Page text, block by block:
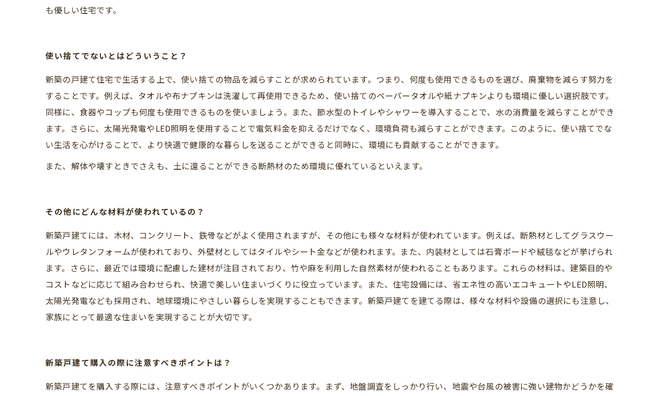
も優しい住宅です。
使い捨てでないとはどういうこと？
新築の戸建て住宅で生活する上で、使い捨ての物品を減らすことが求められています。つまり、何度も使用できるものを選び、廃棄物を減らす努力を
することです。例えば、タオルや布ナプキンは洗濯して再使用できるため、使い捨てのペーパータオルや紙ナプキンよりも環境に優しい選択肢です。
同様に、食器やコップも何度も使用できるものを使いましょう。また、節水型のトイレやシャワーを導入することで、水の消費量を減らすことができ
ます。さらに、太陽光発電やLED照明を使用することで電気料金を抑えるだけでなく、環境負荷も減らすことができます。このように、使い捨てでな
い生活を心がけることで、より快適で健康的な暮らしを送ることができると同時に、環境にも貢献することができます。
また、解体や壊すときでさえも、土に還ることができる断熱材のため環境に優れているといえます。
その他にどんな材料が使われているの？
新築戸建てには、木材、コンクリート、鉄骨などがよく使用されますが、その他にも様々な材料が使われています。例えば、断熱材としてグラスウー
ルやウレタンフォームが使われており、外壁材としてはタイルやシート金などが使われます。また、内装材としては石膏ボードや絨毯などが挙げられ
ます。さらに、最近では環境に配慮した建材が注目されており、竹や麻を利用した自然素材が使われることもあります。これらの材料は、建築目的や
コストなどに応じて組み合わせられ、快適で美しい住まいづくりに役立っています。また、住宅設備には、省エネ性の高いエコキュートやLED照明、
太陽光発電なども採用され、地球環境にやさしい暮らしを実現することもできます。新築戸建てを建てる際は、様々な材料や設備の選択にも注意し、
家族にとって最適な住まいを実現することが大切です。
新築戸建て購入の際に注意すべきポイントは？
新築戸建てを購入する際には、注意すべきポイントがいくつかあります。まず、地盤調査をしっかり行い、地震や台風の被害に強い建物かどうかを確